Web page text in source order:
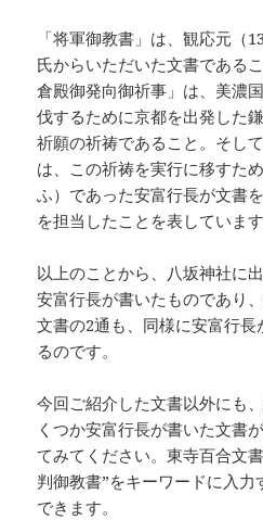
「将軍御教書」は、観応元（
氏からいただいた文書である
倉殿御発向御祈事」は、美濃
伐するために京都を出発した
祈願の祈祷であること。そし
は、この祈祷を実行に移すた
ふ）であった安富行長が文書
を担当したことを表しています
以上のことから、八坂神社に
安富行長が書いたものであり
文書の2通も、同様に安富行長
るのです。
今回ご紹介した文書以外にも
くつか安富行長が書いた文書
てみてください。東寺百合文
判御教書”をキーワードに入
できます。